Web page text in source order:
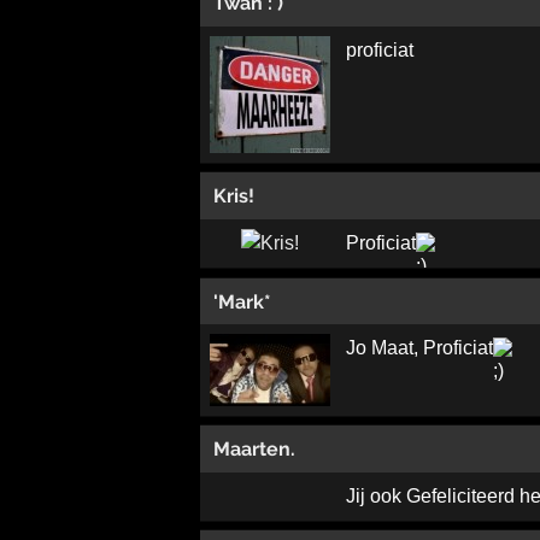
proficiat
Kris!
Proficiat
'Mark*
Jo Maat, Proficiat
Maarten.
Jij ook Gefeliciteerd he